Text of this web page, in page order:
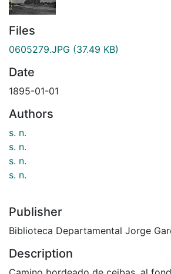
Files
0605279.JPG (37.49 KB)
Date
1895-01-01
Authors
s. n.
s. n.
s. n.
s. n.
Publisher
Biblioteca Departamental Jorge
Description